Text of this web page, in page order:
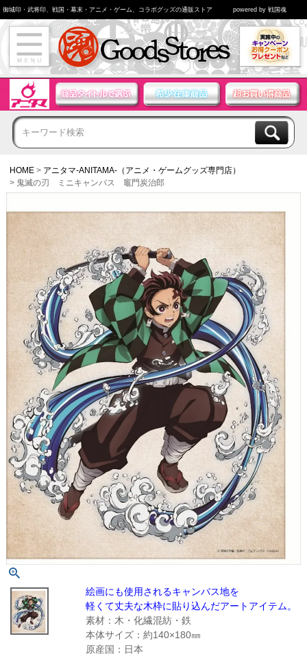
御城印・武将印、戦国・幕末・アニメ・ゲーム、コラボグッズの通販ストア powered by 戦国魂
HOME
アニタマ-ANITAMA-（アニメ・ゲームグッズ専門店）
鬼滅の刃 ミニキャンバス 竈門炭治郎
絵画にも使用されるキャンバス地を
軽くて丈夫な木枠に貼り込んだアートアイテム。
素材：木・化繊混紡・鉄
本体サイズ：約140×180㎜
原産国：日本